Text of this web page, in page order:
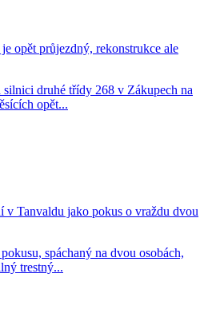
opět průjezdný, rekonstrukce ale
druhé třídy 268 v Zákupech na
opět...
v Tanvaldu jako pokus o vraždu dvou
spáchaný na dvou osobách,
trestný...